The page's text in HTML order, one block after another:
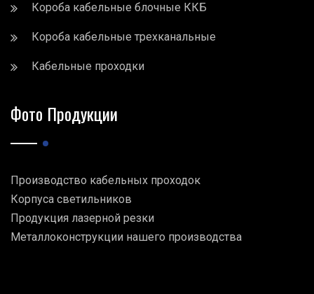
Короба кабельные блочные ККБ
Короба кабельные трехканальные
Кабельные проходки
Фото Продукции
Производство кабельных проходок
Корпуса светильников
Продукция лазерной резки
Металлоконструкции нашего производства